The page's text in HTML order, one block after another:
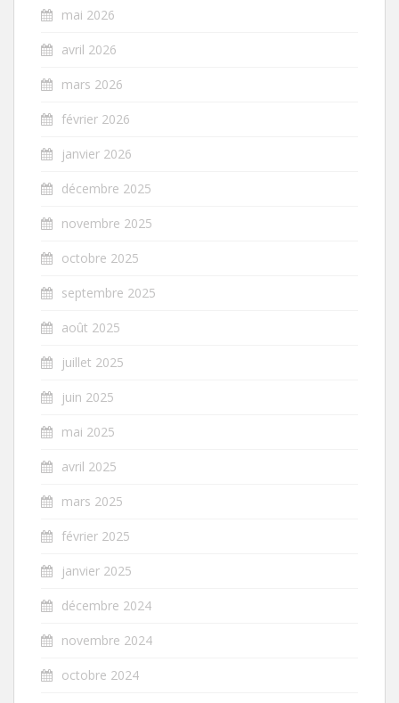
mai 2026
avril 2026
mars 2026
février 2026
janvier 2026
décembre 2025
novembre 2025
octobre 2025
septembre 2025
août 2025
juillet 2025
juin 2025
mai 2025
avril 2025
mars 2025
février 2025
janvier 2025
décembre 2024
novembre 2024
octobre 2024